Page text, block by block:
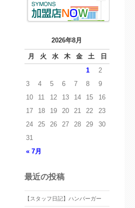
2026年8月
月 火 水 木 金 土 日
« 7月
1
2
3
4 5 6 7 8
9
10
11 12 13 14 15
16
17
18 19 20 21 22
23
24
25 26 27 28 29
30
31
最近の投稿
【スタッフ日記】ハンバーガー